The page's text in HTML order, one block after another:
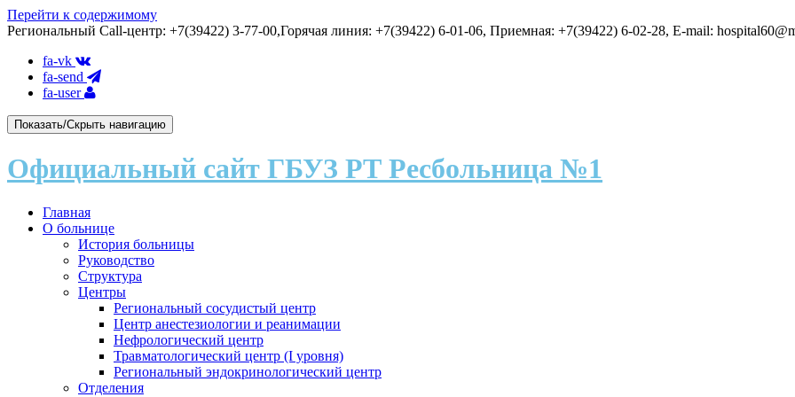
Перейти к содержимому
Региональный Call-центр: +7(39422) 3-77-00,Горячая линия: +7(39422) 6-01-06, Приемная: +7(39422) 6-02-28, E-mail:
fa-vk
fa-send
fa-user
Показать/Скрыть навигацию
Официальный сайт ГБУЗ РТ Ресбольница №1
Главная
О больнице
История больницы
Руководство
Структура
Центры
Региональный сосудистый центр
Центр анестезиологии и реанимации
Нефрологический центр
Травматологический центр (I уровня)
Региональный эндокринологический центр
Отделения